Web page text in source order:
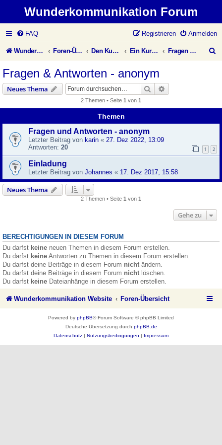
Wunderkommunikation Forum
FAQ Anmelden
Registrieren
Wunderkommunikation Website Foren-Übersicht Den Kurs leben Ein Kurs in Wundern Fragen & Antworten - anonym
e
Fragen & Antworten - anonym
Neues Thema Suche
2 Themen • Seite 1 von 1
Themen
Fragen und Antworten - anonym
Letzter Beitrag von karin « 27. Dez 2022, 13:09
Antworten: 20 1 2
Einladung
Letzter Beitrag von Johannes « 17. Dez 2017, 15:58
Neues Thema
2 Themen • Seite 1 von 1
Gehe zu
BERECHTIGUNGEN IN DIESEM FORUM
Du darfst keine neuen Themen in diesem Forum erstellen.
Du darfst keine Antworten zu Themen in diesem Forum erstellen.
Du darfst deine Beiträge in diesem Forum nicht ändern.
Du darfst deine Beiträge in diesem Forum nicht löschen.
Du darfst keine Dateianhänge in diesem Forum erstellen.
Wunderkommunikation Website Foren-Übersicht
Powered by phpBB® Forum Software © phpBB Limited
Deutsche Übersetzung durch phpBB.de
Datenschutz
Nutzungsbedingungen Impressum